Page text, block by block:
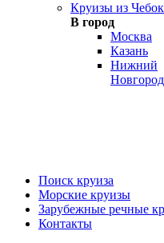
Круизы из
В город
Москва
Казань
Нижний
Новгород
Поиск круиза
Морские круизы
Зарубежные речные
Контакты